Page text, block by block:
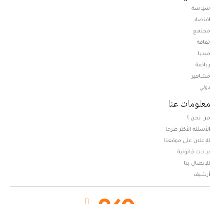
سياسة
اقتصاد
مجتمع
ثقافة
ميديا
رياضة
مشاهير
دولي
معلومات عنا
من نحن ؟
الأسئلة الأكثر طرحا
للإعلان على موقعنا
بيانات قانونية
للإتصال بنا
أرشيف